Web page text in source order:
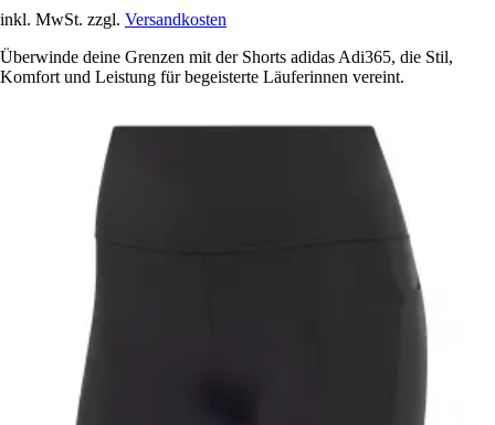
inkl. MwSt. zzgl. Versandkosten
Überwinde deine Grenzen mit der Shorts adidas Adi365, die Stil,
Komfort und Leistung für begeisterte Läuferinnen vereint.